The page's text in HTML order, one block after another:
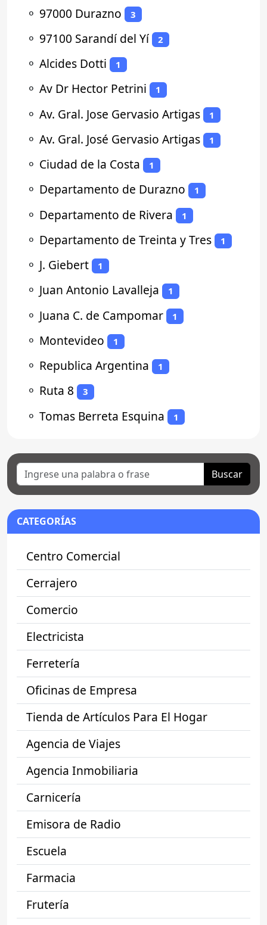
⚬ 97000 Durazno 3
⚬ 97100 Sarandí del Yí 2
⚬ Alcides Dotti 1
⚬ Av Dr Hector Petrini 1
⚬ Av. Gral. Jose Gervasio Artigas 1
⚬ Av. Gral. José Gervasio Artigas 1
⚬ Ciudad de la Costa 1
⚬ Departamento de Durazno 1
⚬ Departamento de Rivera 1
⚬ Departamento de Treinta y Tres 1
⚬ J. Giebert 1
⚬ Juan Antonio Lavalleja 1
⚬ Juana C. de Campomar 1
⚬ Montevideo 1
⚬ Republica Argentina 1
⚬ Ruta 8 3
⚬ Tomas Berreta Esquina 1
Buscar
CATEGORÍAS
Centro Comercial
Cerrajero
Comercio
Electricista
Ferretería
Oficinas de Empresa
Tienda de Artículos Para El Hogar
Agencia de Viajes
Agencia Inmobiliaria
Carnicería
Emisora de Radio
Escuela
Farmacia
Frutería